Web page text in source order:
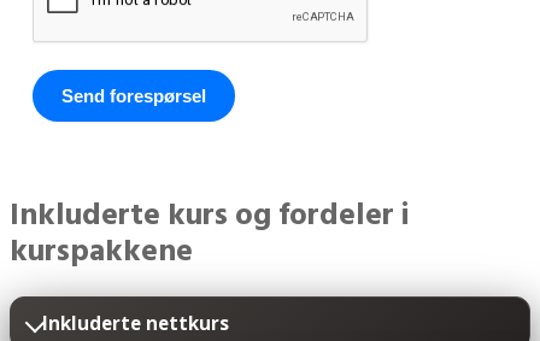
Send forespørsel
Inkluderte kurs og fordeler i
kurspakkene
Inkluderte nettkurs